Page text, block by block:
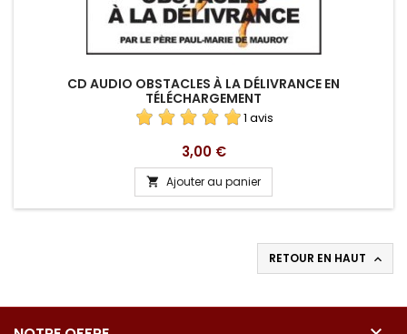
CD AUDIO OBSTACLES À LA DÉLIVRANCE EN
TÉLÉCHARGEMENT
1 avis
Prix
3,00 €
 Ajouter au panier
RETOUR EN HAUT 